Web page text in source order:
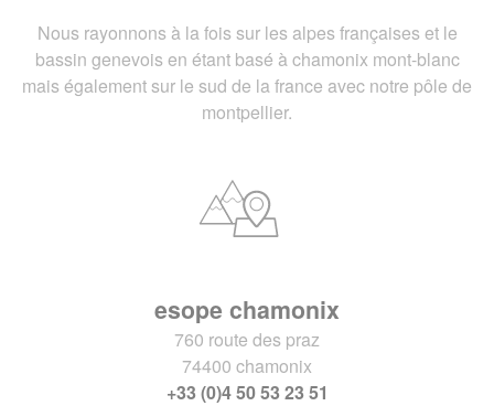
Nous rayonnons à la fois sur les alpes françaises et le
bassin genevois en étant basé à chamonix mont-blanc
mais également sur le sud de la france avec notre pôle de
montpellier.
esope chamonix
760 route des praz
74400 chamonix
+33 (0)4 50 53 23 51